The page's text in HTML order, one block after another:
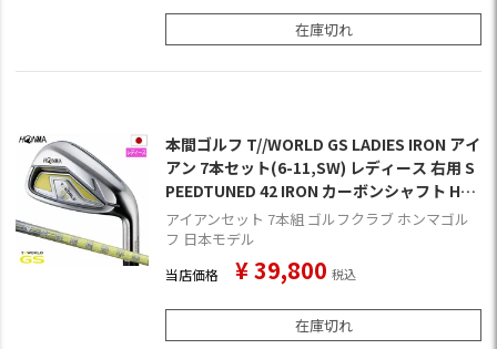
在庫切れ
本間ゴルフ T//WORLD GS LADIES IRON アイ
アン 7本セット(6-11,SW) レディース 右用 S
PEEDTUNED 42 IRON カーボンシャフト HO
NMA 2021年モデル 日本正規品 ホンマゴルフ
ゴルフクラブ
アイアンセット 7本組 ゴルフクラブ ホンマゴル
フ 日本モデル
当店価格 ¥39,800 税込
在庫切れ